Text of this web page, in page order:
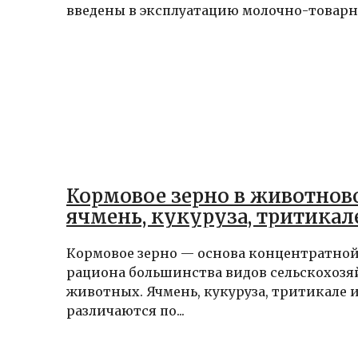
введены в эксплуатацию молочно-
Кормовое зерно в
ячмень, кукуруза,
Кормовое зерно — основа
рациона большинства видов
животных. Ячмень, кукуруза, тритикале
различаются по...